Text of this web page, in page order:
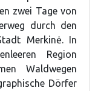
zwei Tage von
durch den
Merkinė. In
Region
Waldwegen
Dörfer